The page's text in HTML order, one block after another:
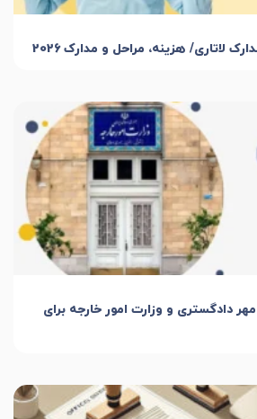
لاتاری/ هزینه، مراحل و مدارک 2026
دادگستری و وزارت امور خارجه برای